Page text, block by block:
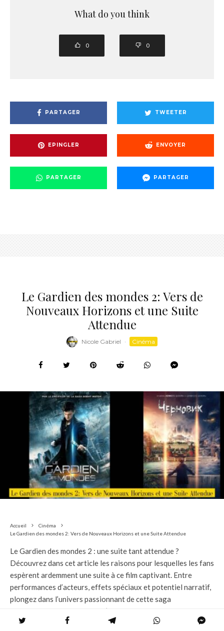
What do you think
0 0
PARTAGER TWEETER
EPINGLER ENVOYER
PARTAGER PARTAGER
Le Gardien des mondes 2: Vers de
Nouveaux Horizons et une Suite
Attendue
Nicole Gabriel · Cinéma
Accueil
Cinéma
Le Gardien des mondes 2: Vers de Nouveaux Horizons et une Suite Attendue
Le Gardien des mondes 2 : une suite tant attendue ?
Découvrez dans cet article les raisons pour lesquelles les fans
espèrent ardemment une suite à ce film captivant. Entre
performances d’acteurs, effets spéciaux et potentiel narratif,
plongez dans l’univers passionnant de cette saga
cinématographique. Alors, qu’en est-il vraiment de la
possibilité d’une suite pour « Le Gardien des mondes »? Suivez